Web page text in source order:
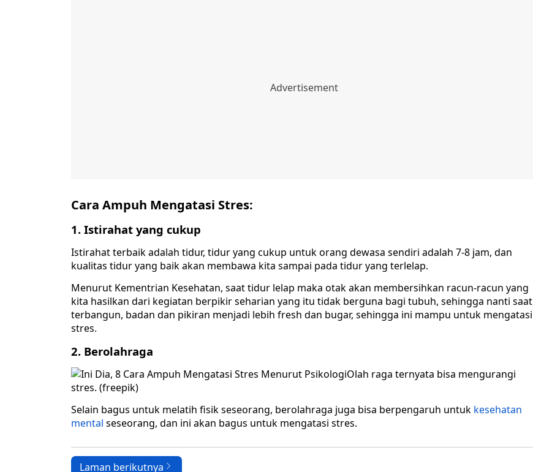
Cara Ampuh Mengatasi Stres:
1. Istirahat yang cukup
Istirahat terbaik adalah tidur, tidur yang cukup untuk orang dewasa sendiri adalah 7-8 jam, dan
kualitas tidur yang baik akan membawa kita sampai pada tidur yang terlelap.
Menurut Kementrian Kesehatan, saat tidur lelap maka otak akan membersihkan racun-racun yang
kita hasilkan dari kegiatan berpikir seharian yang itu tidak berguna bagi tubuh, sehingga nanti saat
terbangun, badan dan pikiran menjadi lebih fresh dan bugar, sehingga ini mampu untuk mengatasi
stres.
2. Berolahraga
Olah raga ternyata bisa mengurangi
stres. (freepik)
Selain bagus untuk melatih fisik seseorang, berolahraga juga bisa berpengaruh untuk kesehatan
mental seseorang, dan ini akan bagus untuk mengatasi stres.
Laman berikutnya